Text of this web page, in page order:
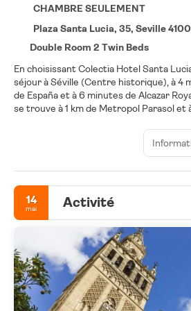
CHAMBRE SEULEMENT
Plaza Santa Lucia, 35, Seville
Double Room 2 Twin Beds
En choisissant Colectia Hotel Santa
séjour à Séville (Centre historique), à 4
de España et à 6 minutes de Alcazar Royal de
se trouve à 1 km de Metropol Parasol et
Des massages vous attendent pour
options de loisirs disponibles dans
notamment un service de location de
équipements offerts par cet hôtel vous
l'accès Wi-Fi à Internet gratuit, un
service d'organisation de mariages.
Les 28 chambres de l'hébergement
comprennent un lecteur de DVD et une
Wi-Fi à Internet gratuit vous permet de
le reste du monde. Les salles de bain
un sèche-cheveux. Les équipements et
14
mai Activité